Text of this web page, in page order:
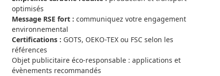
optimisés
Message RSE fort : communiquez votre engagement
environnemental
Certifications : GOTS, OEKO-TEX ou FSC selon les
références
Objet publicitaire éco-responsable : applications et
évènements recommandés